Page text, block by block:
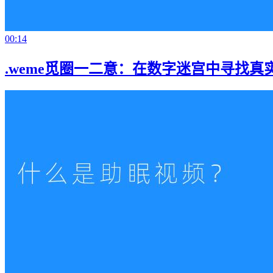
00:14
.weme觅圈一二意：在数字迷宫中寻找真